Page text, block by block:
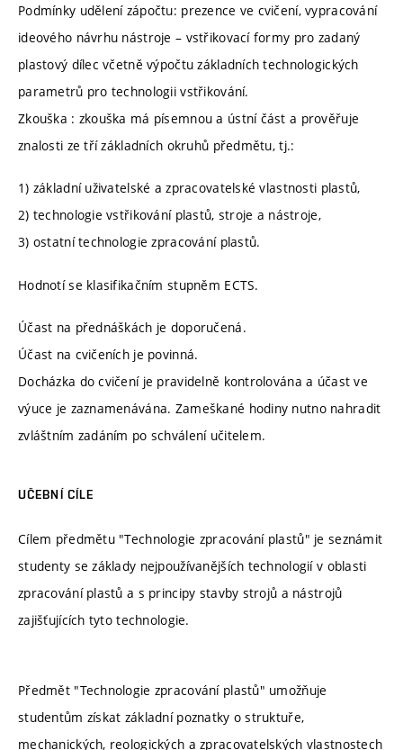
Podmínky udělení zápočtu: prezence ve cvičení, vypracování
ideového návrhu nástroje – vstřikovací formy pro zadaný
plastový dílec včetně výpočtu základních technologických
parametrů pro technologii vstřikování.
Zkouška : zkouška má písemnou a ústní část a prověřuje
znalosti ze tří základních okruhů předmětu, tj.:
1) základní uživatelské a zpracovatelské vlastnosti plastů,
2) technologie vstřikování plastů, stroje a nástroje,
3) ostatní technologie zpracování plastů.
Hodnotí se klasifikačním stupněm ECTS.
Účast na přednáškách je doporučená.
Účast na cvičeních je povinná.
Docházka do cvičení je pravidelně kontrolována a účast ve
výuce je zaznamenávána. Zameškané hodiny nutno nahradit
zvláštním zadáním po schválení učitelem.
UČEBNÍ CÍLE
Cílem předmětu "Technologie zpracování plastů" je seznámit
studenty se základy nejpoužívanějších technologií v oblasti
zpracování plastů a s principy stavby strojů a nástrojů
zajišťujících tyto technologie.
Předmět "Technologie zpracování plastů" umožňuje
studentům získat základní poznatky o struktuře,
mechanických, reologických a zpracovatelských vlastnostech